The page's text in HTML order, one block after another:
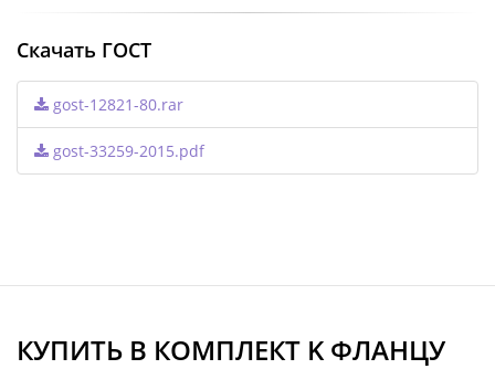
Скачать ГОСТ
gost-12821-80.rar
gost-33259-2015.pdf
КУПИТЬ В КОМПЛЕКТ K ФЛАНЦУ